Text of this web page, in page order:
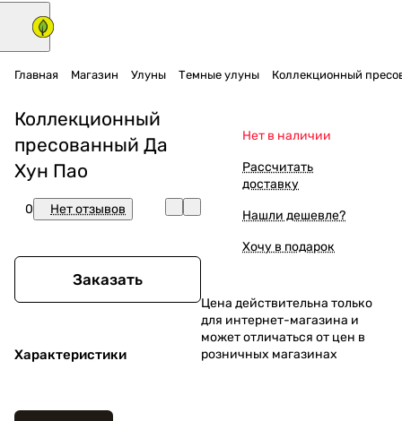
Главная Магазин Улуны Темные улуны Коллекционный
Коллекционный
пресованный Да
Хун Пао
0 Нет отзывов
Заказать
Характеристики
Нет в наличии
Рассчитать
доставку
Нашли дешевле?
Хочу в подарок
Цена действительна только
для интернет-магазина и
может отличаться от цен в
розничных магазинах